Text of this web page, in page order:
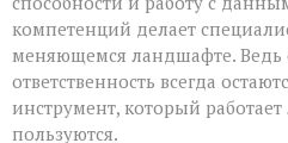
компетенций делает
меняющемся ландшафте.
ответственность всегда
инструмент, который
пользуются.